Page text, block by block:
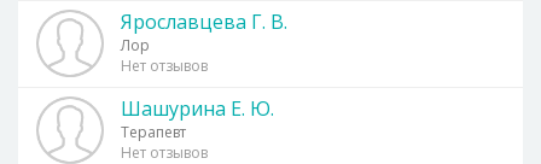
Ярославцева Г. В.
Лор
Нет отзывов
Шашурина Е. Ю.
Терапевт
Нет отзывов